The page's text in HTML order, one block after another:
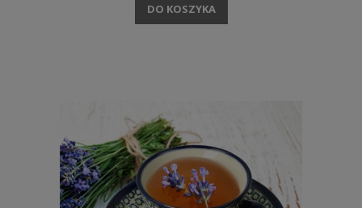
DO KOSZYKA